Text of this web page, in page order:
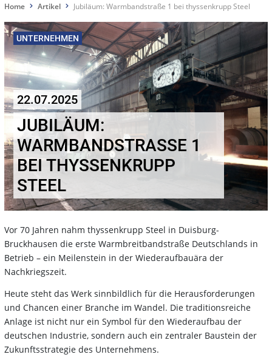
Home Artikel Jubiläum: Warmbandstraße 1 bei thyssenkrupp Steel
UNTERNEHMEN
22.07.2025
JUBILÄUM:
WARMBANDSTRASSE 1 B
EI THYSSENKRUPP S
TEEL
Vor 70 Jahren nahm thyssenkrupp Steel in Duisburg-
Bruckhausen die erste Warmbreitbandstraße Deutschlands in
Betrieb – ein Meilenstein in der Wiederaufbauära der
Nachkriegszeit.
Heute steht das Werk sinnbildlich für die Herausforderungen
und Chancen einer Branche im Wandel. Die traditionsreiche
Anlage ist nicht nur ein Symbol für den Wiederaufbau der
deutschen Industrie, sondern auch ein zentraler Baustein der
Zukunftsstrategie des Unternehmens.